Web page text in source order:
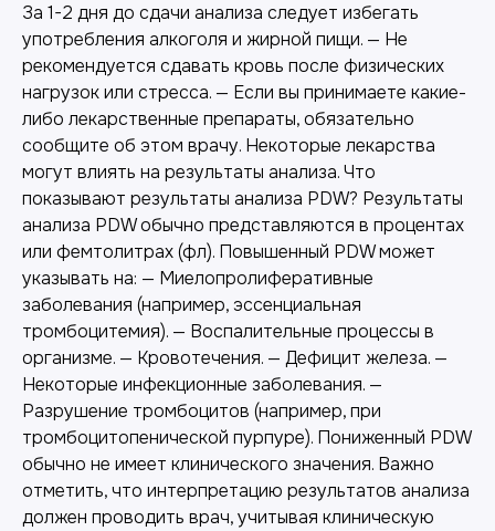
За 1-2 дня до сдачи анализа следует избегать
употребления алкоголя и жирной пищи. — Не
рекомендуется сдавать кровь после физических
нагрузок или стресса. — Если вы принимаете какие-
либо лекарственные препараты, обязательно
сообщите об этом врачу. Некоторые лекарства
могут влиять на результаты анализа. Что
показывают результаты анализа PDW? Результаты
анализа PDW обычно представляются в процентах
или фемтолитрах (фл). Повышенный PDW может
указывать на: — Миелопролиферативные
заболевания (например, эссенциальная
тромбоцитемия). — Воспалительные процессы в
организме. — Кровотечения. — Дефицит железа. —
Некоторые инфекционные заболевания. —
Разрушение тромбоцитов (например, при
тромбоцитопенической пурпуре). Пониженный PDW
обычно не имеет клинического значения. Важно
отметить, что интерпретацию результатов анализа
должен проводить врач, учитывая клиническую